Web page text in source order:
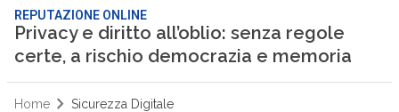
REPUTAZIONE ONLINE
Privacy e diritto all’oblio: senza regole
certe, a rischio democrazia e memoria
Home Sicurezza Digitale